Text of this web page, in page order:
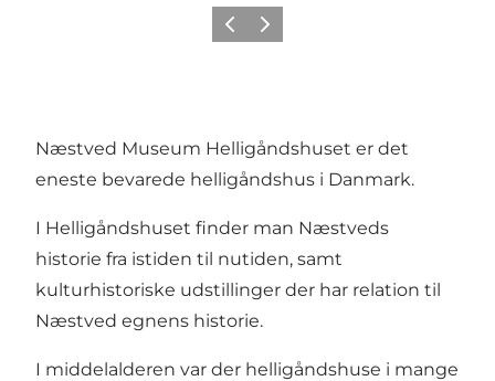
ForrigeNæste
Næstved Museum Helligåndshuset er det
eneste bevarede helligåndshus i Danmark.
I Helligåndshuset finder man Næstveds
historie fra istiden til nutiden, samt
kulturhistoriske udstillinger der har relation til
Næstved egnens historie.
I middelalderen var der helligåndshuse i mange